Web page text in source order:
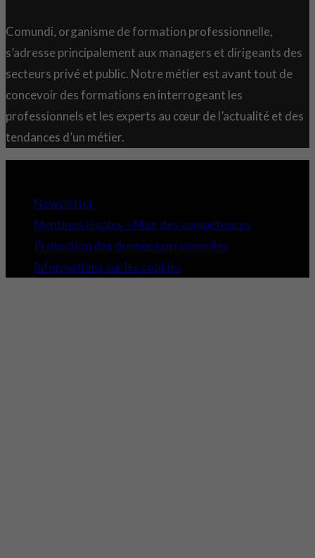
Comundi, organisme de formation professionnelle,
s’adresse principalement aux managers et dirigeants des
secteurs privé et public. Notre métier est avant tout de
concevoir des formations en interrogeant les
professionnels et les experts au cœur de l’actualité et des
tendances d’un métier.
Newsletter
Mentions légales – Mag des compétences
Protection des données personnelles
Informations sur les cookies